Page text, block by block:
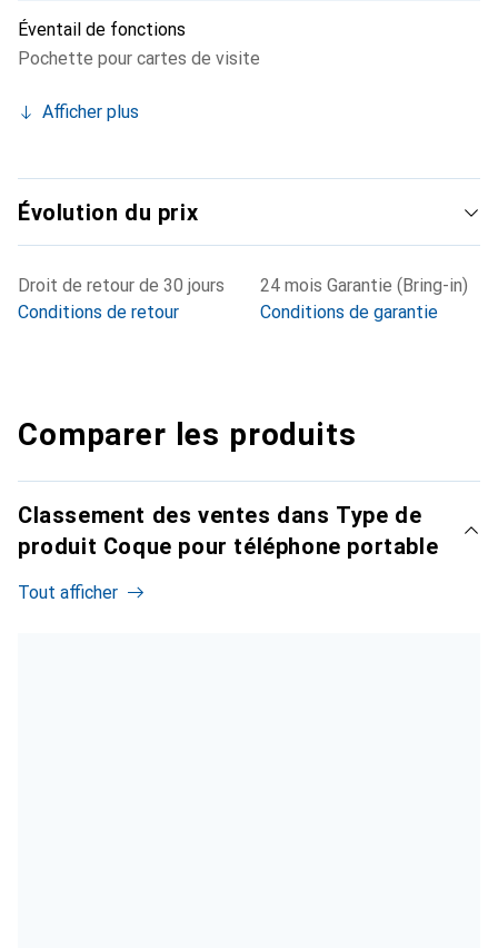
Éventail de fonctions
Pochette pour cartes de visite
Afficher plus
Évolution du prix
Droit de retour de 30 jours
Conditions de retour
24 mois Garantie (Bring-in)
Conditions de garantie
Comparer les produits
Classement des ventes dans Type de
produit Coque pour téléphone portable
Tout afficher